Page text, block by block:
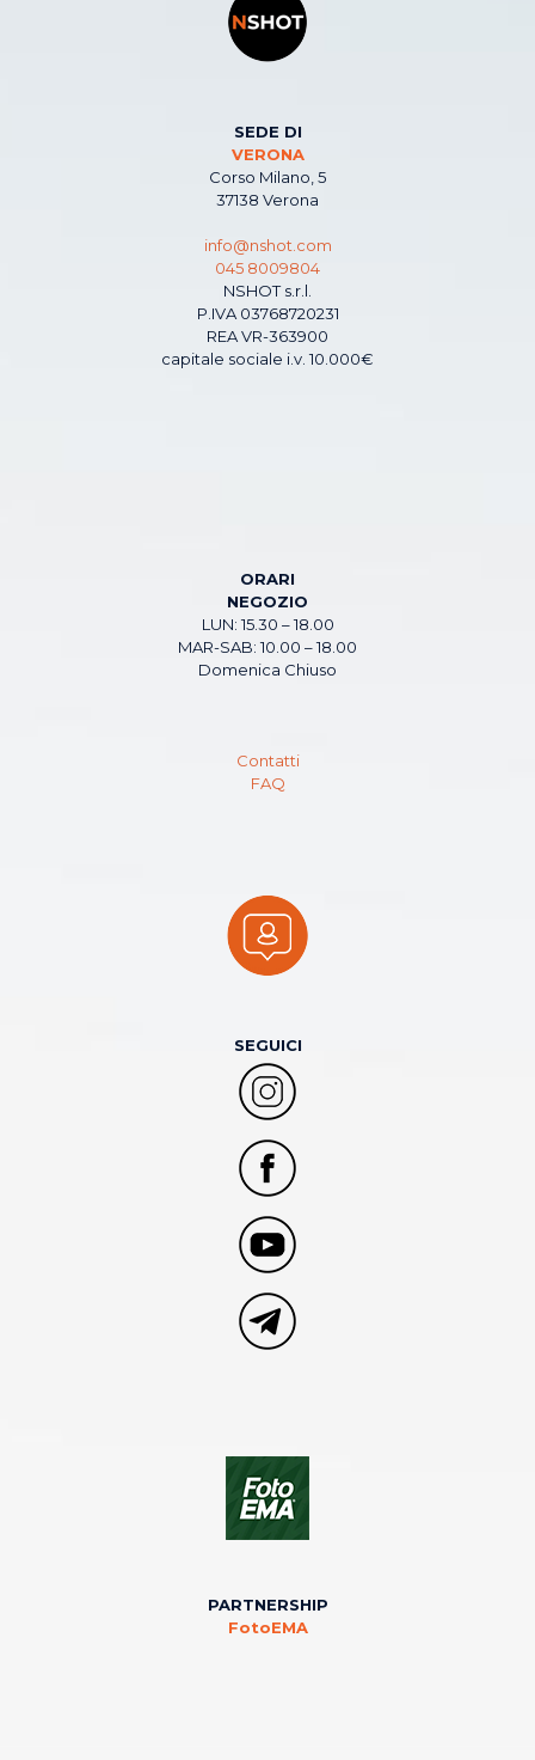
SEDE DI
VERONA
Corso Milano, 5
37138 Verona
info@nshot.com
045 8009804
NSHOT s.r.l.
P.IVA 03768720231
REA VR-363900
capitale sociale i.v. 10.000€
ORARI
NEGOZIO
LUN: 15.30 – 18.00
MAR-SAB: 10.00 – 18.00
Domenica Chiuso
Contatti
FAQ
SEGUICI
PARTNERSHIP
FotoEMA